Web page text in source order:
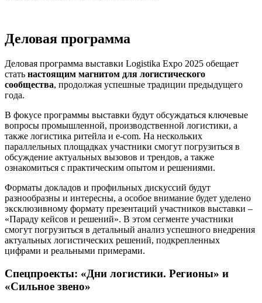
Деловая программа
Деловая программа выставки Logistika Expo 2025 обещает
стать настоящим магнитом для логистического
сообщества, продолжая успешные традиции предыдущего
года.
В фокусе программы выставки будут обсуждаться ключевые
вопросы промышленной, производственной логистики, а
также логистика ритейла и e-com. На нескольких
параллельных площадках участники смогут погрузиться в
обсуждение актуальных вызовов и трендов, а также
ознакомиться с практическим опытом и решениями.
Форматы докладов и профильных дискуссий будут
разнообразны и интересны, а особое внимание будет уделено
эксклюзивному формату презентаций участников выставки –
«Параду кейсов и решений». В этом сегменте участники
смогут погрузиться в детальный анализ успешного внедрения
актуальных логистических решений, подкрепленных
цифрами и реальными примерами.
Спецпроекты: «Дни логистики. Регионы» и
«Сильное звено»